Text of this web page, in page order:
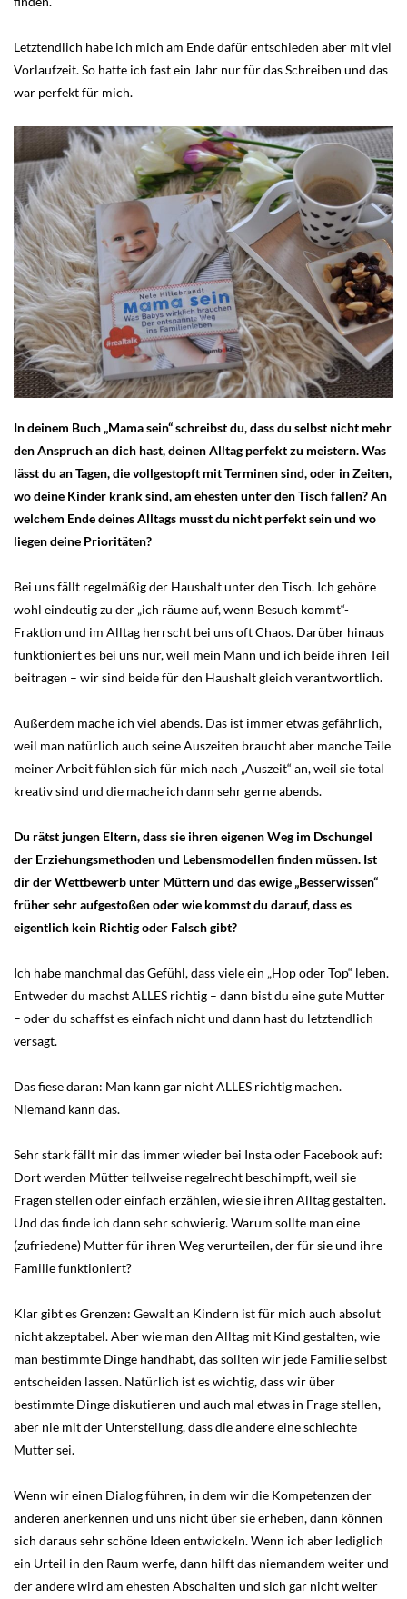
Letztendlich habe ich mich am Ende dafür entschieden aber mit viel
Vorlaufzeit. So hatte ich fast ein Jahr nur für das Schreiben und das
war perfekt für mich.
In deinem Buch „Mama sein“ schreibst du, dass du selbst nicht mehr
den Anspruch an dich hast, deinen Alltag perfekt zu meistern. Was
lässt du an Tagen, die vollgestopft mit Terminen sind, oder in Zeiten,
wo deine Kinder krank sind, am ehesten unter den Tisch fallen? An
welchem Ende deines Alltags musst du nicht perfekt sein und wo
liegen deine Prioritäten?
Bei uns fällt regelmäßig der Haushalt unter den Tisch. Ich gehöre
wohl eindeutig zu der „ich räume auf, wenn Besuch kommt“-
Fraktion und im Alltag herrscht bei uns oft Chaos. Darüber hinaus
funktioniert es bei uns nur, weil mein Mann und ich beide ihren Teil
beitragen – wir sind beide für den Haushalt gleich verantwortlich.
Außerdem mache ich viel abends. Das ist immer etwas gefährlich,
weil man natürlich auch seine Auszeiten braucht aber manche Teile
meiner Arbeit fühlen sich für mich nach „Auszeit“ an, weil sie total
kreativ sind und die mache ich dann sehr gerne abends.
Du rätst jungen Eltern, dass sie ihren eigenen Weg im Dschungel
der Erziehungsmethoden und Lebensmodellen finden müssen. Ist
dir der Wettbewerb unter Müttern und das ewige „Besserwissen“
früher sehr aufgestoßen oder wie kommst du darauf, dass es
eigentlich kein Richtig oder Falsch gibt?
Ich habe manchmal das Gefühl, dass viele ein „Hop oder Top“ leben.
Entweder du machst ALLES richtig – dann bist du eine gute Mutter
– oder du schaffst es einfach nicht und dann hast du letztendlich
versagt.
Das fiese daran: Man kann gar nicht ALLES richtig machen.
Niemand kann das.
Sehr stark fällt mir das immer wieder bei Insta oder Facebook auf:
Dort werden Mütter teilweise regelrecht beschimpft, weil sie
Fragen stellen oder einfach erzählen, wie sie ihren Alltag gestalten.
Und das finde ich dann sehr schwierig. Warum sollte man eine
(zufriedene) Mutter für ihren Weg verurteilen, der für sie und ihre
Familie funktioniert?
Klar gibt es Grenzen: Gewalt an Kindern ist für mich auch absolut
nicht akzeptabel. Aber wie man den Alltag mit Kind gestalten, wie
man bestimmte Dinge handhabt, das sollten wir jede Familie selbst
entscheiden lassen. Natürlich ist es wichtig, dass wir über
bestimmte Dinge diskutieren und auch mal etwas in Frage stellen,
aber nie mit der Unterstellung, dass die andere eine schlechte
Mutter sei.
Wenn wir einen Dialog führen, in dem wir die Kompetenzen der
anderen anerkennen und uns nicht über sie erheben, dann können
sich daraus sehr schöne Ideen entwickeln. Wenn ich aber lediglich
ein Urteil in den Raum werfe, dann hilft das niemandem weiter und
der andere wird am ehesten Abschalten und sich gar nicht weiter